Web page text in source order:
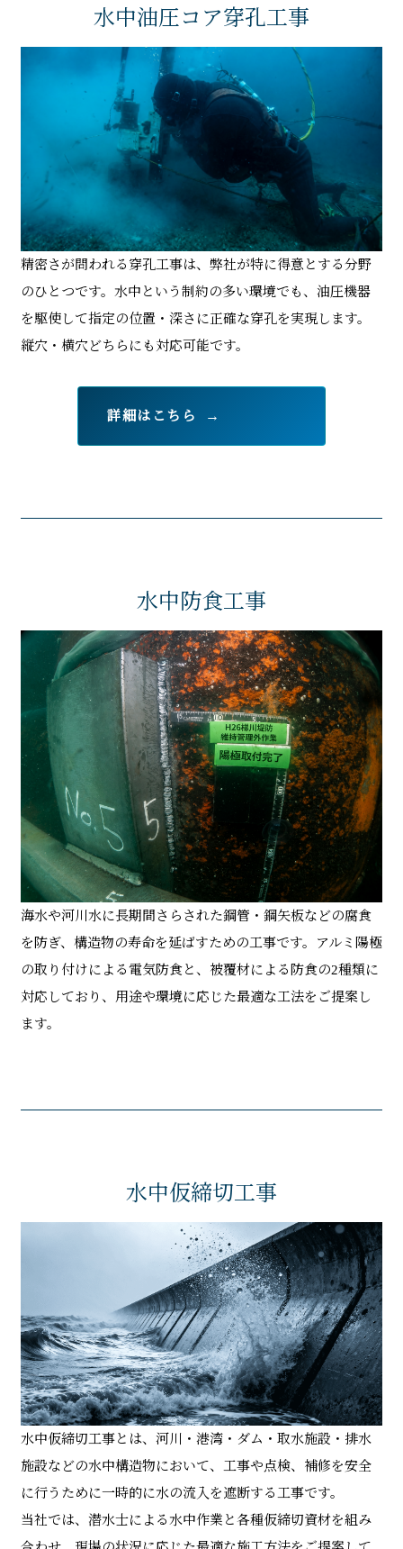
水中油圧コア穿孔工事
精密さが問われる穿孔工事は、弊社が特に得意とする分野
のひとつです。水中という制約の多い環境でも、油圧機器
を駆使して指定の位置・深さに正確な穿孔を実現します。
縦穴・横穴どちらにも対応可能です。
詳細はこちら
水中防食工事
海水や河川水に長期間さらされた鋼管・鋼矢板などの腐食
を防ぎ、構造物の寿命を延ばすための工事です。アルミ陽極
の取り付けによる電気防食と、被覆材による防食の2種類に
対応しており、用途や環境に応じた最適な工法をご提案し
ます。
水中仮締切工事
水中仮締切工事とは、河川・港湾・ダム・取水施設・排水
施設などの水中構造物において、工事や点検、補修を安全
に行うために一時的に水の流入を遮断する工事です。
当社では、潜水士による水中作業と各種仮締切資材を組み